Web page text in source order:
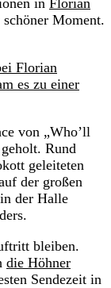
Moment.
Florian
es zu einer
von „Who’ll
Rund
geleiteten
der großen
der Halle
bleiben.
die Höhner
Sendezeit in